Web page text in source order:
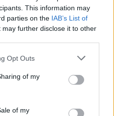
This information may
parties on the IAB’s List of
may further disclose it to other
uses one or more Google
behaviour. You may click to
and its third-party tags to
purposes in below Google
Opt Outs
of my
of my
Jelszó
Bejelentkezés
szolgáltatások térképes